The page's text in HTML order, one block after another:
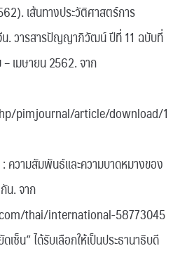
เส้นทางประวัติศาสตร์การ
น. วารสารปัญญาภิวัฒน์ ปีที่ 11 ฉบับที่
– เมษายน 2562. จาก
pimjournal/article/download/1
ความสัมพันธ์และความบาดหมางของ
น. จาก
thai/international-58773045
ซ็น” ได้รับเลือกให้เป็นประธานาธิบดี